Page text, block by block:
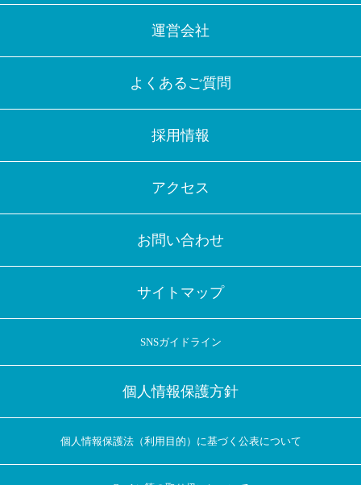
運営会社
よくあるご質問
採用情報
アクセス
お問い合わせ
サイトマップ
SNSガイドライン
個人情報保護方針
個人情報保護法（利用目的）に基づく公表について